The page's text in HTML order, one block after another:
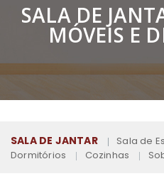
SALA DE
MÓVEIS E
SALA DE JANTAR Sala de
Dormitórios
Cozinhas